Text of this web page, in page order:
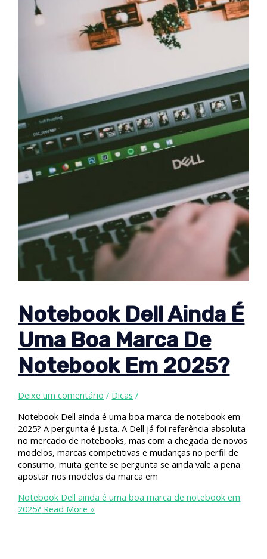
Notebook Dell Ainda É
Uma Boa Marca De
Notebook Em 2025?
Deixe um comentário / Dicas /
Notebook Dell ainda é uma boa marca de notebook em
2025? A pergunta é justa. A Dell já foi referência absoluta
no mercado de notebooks, mas com a chegada de novos
modelos, marcas competitivas e mudanças no perfil de
consumo, muita gente se pergunta se ainda vale a pena
apostar nos modelos da marca em
Notebook Dell ainda é uma boa marca de notebook em
2025? Read More »